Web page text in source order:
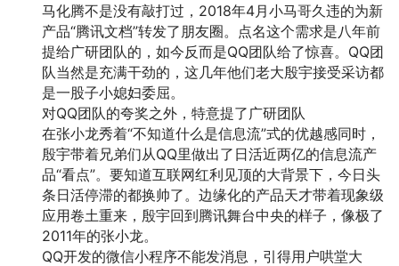
马化腾不是没有敲打过，2018年4月小马哥久违的为新
产品“腾讯文档”转发了朋友圈。点名这个需求是八年前
提给广研团队的，如今反而是QQ团队给了惊喜。QQ团
队当然是充满干劲的，这几年他们老大殷宇接受采访都
是一股子小媳妇委屈。
对QQ团队的夸奖之外，特意提了广研团队
在张小龙秀着“不知道什么是信息流”式的优越感同时，
殷宇带着兄弟们从QQ里做出了日活近两亿的信息流产
品“看点”。要知道互联网红利见顶的大背景下，今日头
条日活停滞的都换帅了。边缘化的产品天才带着现象级
应用卷土重来，殷宇回到腾讯舞台中央的样子，像极了
2011年的张小龙。
QQ开发的微信小程序不能发消息，引得用户哄堂大